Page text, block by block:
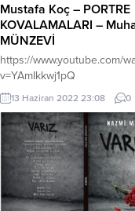
Mustafa Koç – PORTRE
KOVALAMALARI –
MÜNZEVİ
https://www.youtube.com/
v=YAmIkkwj1pQ
13 Haziran 2022 23:08 0